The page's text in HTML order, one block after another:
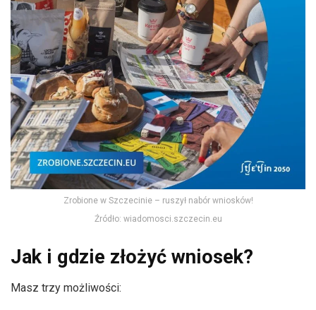
Zrobione w Szczecinie – ruszył nabór wniosków!
Źródło: wiadomosci.szczecin.eu
Jak i gdzie złożyć wniosek?
Masz trzy możliwości: